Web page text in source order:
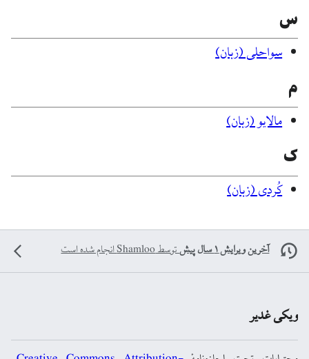
س
سواحلی (زبان)
م
مالایو (زبان)
ک
کُردی (زبان)
آخرین ویرایش ۱ سال پیش توسطShamlooانجام شده است
ویکی غدیر